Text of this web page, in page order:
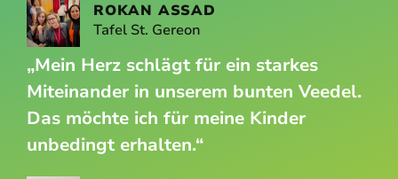
ROKAN ASSAD
Tafel St. Gereon
„Mein Herz schlägt für ein starkes
Miteinander in unserem bunten Veedel.
Das möchte ich für meine Kinder
unbedingt erhalten.“